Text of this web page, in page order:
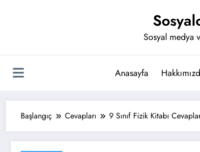
Sosyal medya
Anasayfa
Başlangıç Cevapları 9 Sınıf Fizik Kitabı